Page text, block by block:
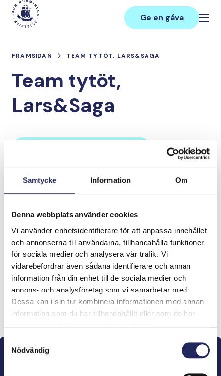
Samtycke Information Om
Denna webbplats använder cookies
Vi använder enhetsidentifierare för att anpassa innehållet
och annonserna till användarna, tillhandahålla funktioner
för sociala medier och analysera vår trafik. Vi
vidarebefordrar även sådana identifierare och annan
information från din enhet till de sociala medier och
annons- och analysföretag som vi samarbetar med.
Dessa kan i sin tur kombinera informationen med annan
information som du har tillhandahållit eller som de har
Nödvändig
Hoppa
innehåll
Main
Ge en gåva
FRAMSIDAN TEAM TYTÖT, LARS&SAGA
Team tytöt,
Lars&Saga
Tiimille tehdyt
lahjoitukset
Lahjoita ja liity tähän tiimiin